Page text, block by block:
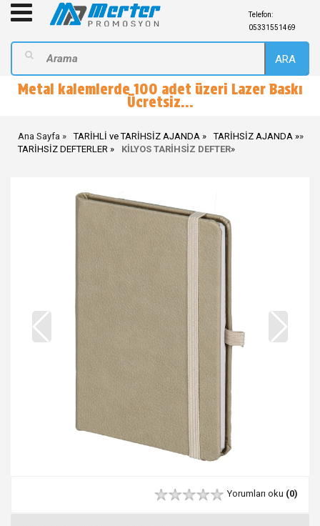
Telefon:
05331551469
ARA
Metal kalemlerde 100 adet üzeri Lazer Baskı
Ücretsiz...
Ana Sayfa TARİHLİ ve TARİHSİZ AJANDA »
TARİHSİZ AJANDA
»
TARİHSİZ DEFTERLER KİLYOS TARİHSİZ DEFTER
Yorumları oku (0)